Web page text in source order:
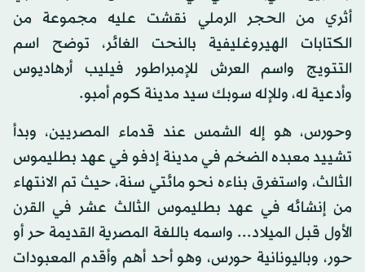
أثري من الحجر الرملي نقشت عليه مجموعة من
الكتابات الهيروغليفية بالنحت الغائر، توضح اسم
التتويج واسم العرش للإمبراطور فيليب أرهاديوس
وأدعية له، وللإله سوبك سيد مدينة كوم أمبو.
وحورس، هو إله الشمس عند قدماء المصريين، وبدأ
تشييد معبده الضخم في مدينة إدفو في عهد بطليموس
الثالث، واستغرق بناءه نحو مائتي سنة، حيث تم الانتهاء
من إنشائه في عهد بطليموس الثالث عشر في القرن
الأول قبل الميلاد... واسمه باللغة المصرية القديمة حر أو
حور، وباليونانية حورس، وهو أحد أهم وأقدم المعبودات